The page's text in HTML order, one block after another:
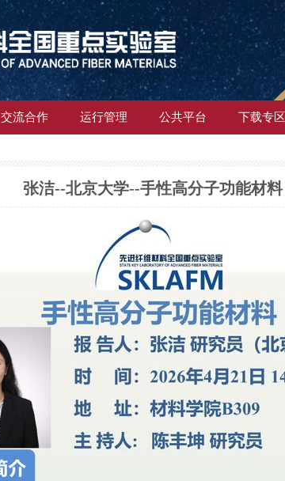
交流合作 运行管理 公共平台 下载专区
张洁--北京大学--手性高分子功能材料